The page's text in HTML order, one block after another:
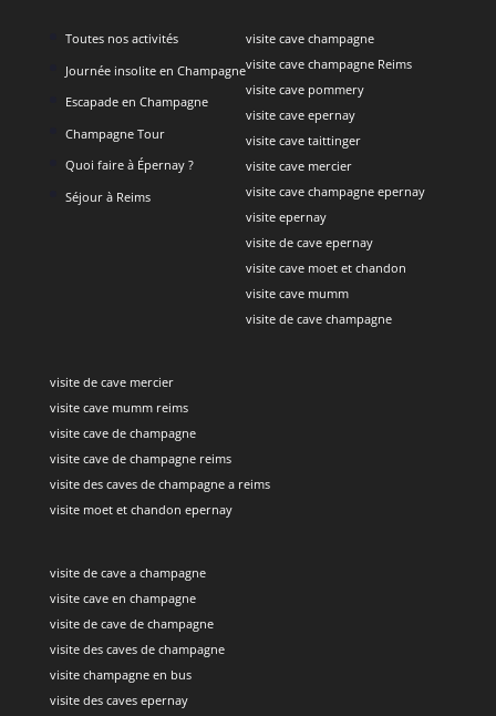
Toutes nos activités
Journée insolite en Champagne
Escapade en Champagne
Champagne Tour
Quoi faire à Épernay ?
Séjour à Reims
visite cave champagne
visite cave champagne Reims
visite cave pommery
visite cave epernay
visite cave taittinger
visite cave mercier
visite cave champagne epernay
visite epernay
visite de cave epernay
visite cave moet et chandon
visite cave mumm
visite de cave champagne
visite de cave mercier
visite cave mumm reims
visite cave de champagne
visite cave de champagne reims
visite des caves de champagne a reims
visite moet et chandon epernay
visite de cave a champagne
visite cave en champagne
visite de cave de champagne
visite des caves de champagne
visite champagne en bus
visite des caves epernay